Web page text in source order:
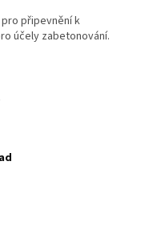
připevnění k
účely zabetonování.